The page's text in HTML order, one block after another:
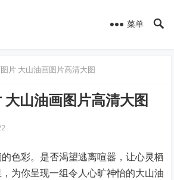
菜单
片 大山油画图片高清大图
大山油画图片高清大图
色彩。是否渴望逃离喧嚣，让心灵栖
为你呈现一组令人心旷神怡的大山油